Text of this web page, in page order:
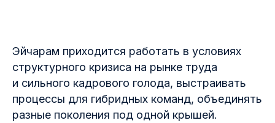
Эйчарам приходится работать в условиях
структурного кризиса на рынке труда
и сильного кадрового голода, выстраивать
процессы для гибридных команд, объединять
разные поколения под одной крышей.